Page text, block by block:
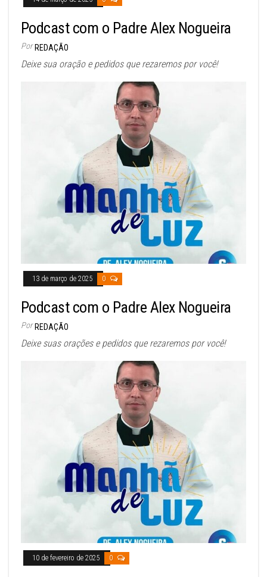
Podcast com o Padre Alex Nogueira
Por REDAÇÃO
Deixe sua oração e pedidos que rezaremos por você!
13 de março de 2025 0
Podcast com o Padre Alex Nogueira
Por REDAÇÃO
Deixe suas orações e pedidos que rezaremos por você!
10 de fevereiro de 2025 0